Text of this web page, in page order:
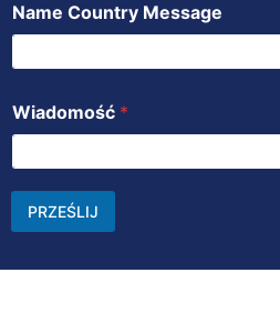
Name Country Message
Wiadomość *
PRZEŚLIJ